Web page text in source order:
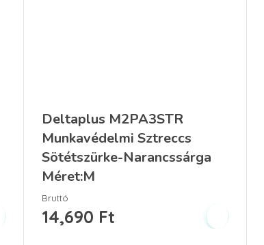
Deltaplus M2PA3STR
Munkavédelmi Sztreccs
Sötétszürke-Narancssárga
Méret:M
14,690 Ft
Bruttó